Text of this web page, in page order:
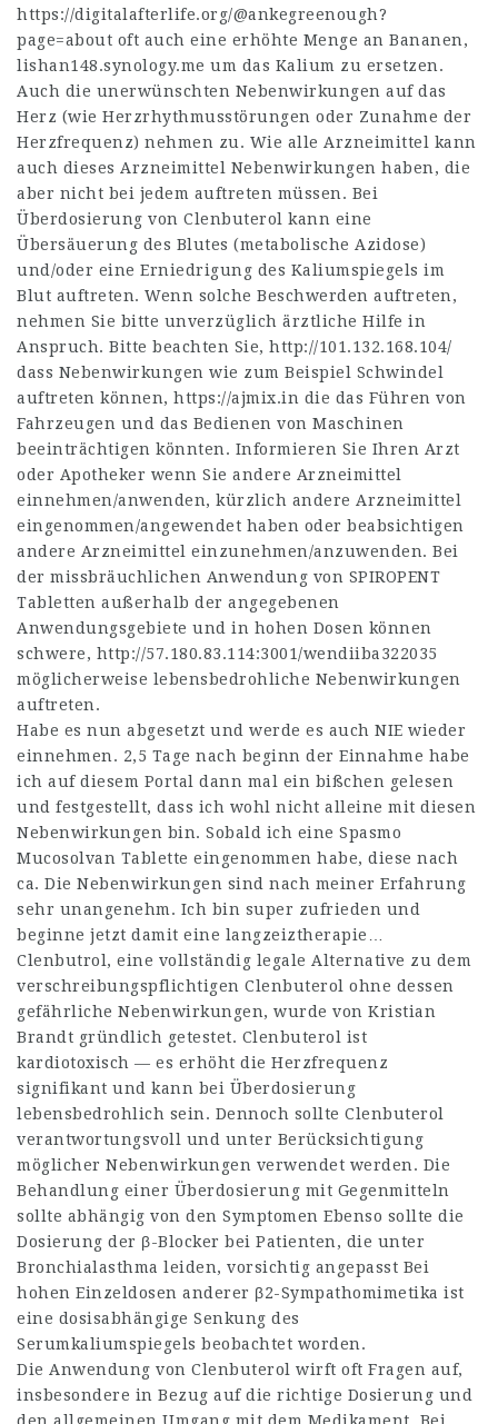
https://digitalafterlife.org/@ankegreenough?
page=about oft auch eine erhöhte Menge an Bananen,
lishan148.synology.me um das Kalium zu ersetzen.
Auch die unerwünschten Nebenwirkungen auf das
Herz (wie Herzrhythmusstörungen oder Zunahme der
Herzfrequenz) nehmen zu. Wie alle Arzneimittel kann
auch dieses Arzneimittel Nebenwirkungen haben, die
aber nicht bei jedem auftreten müssen. Bei
Überdosierung von Clenbuterol kann eine
Übersäuerung des Blutes (metabolische Azidose)
und/oder eine Erniedrigung des Kaliumspiegels im
Blut auftreten. Wenn solche Beschwerden auftreten,
nehmen Sie bitte unverzüglich ärztliche Hilfe in
Anspruch. Bitte beachten Sie, http://101.132.168.104/
dass Nebenwirkungen wie zum Beispiel Schwindel
auftreten können, https://ajmix.in die das Führen von
Fahrzeugen und das Bedienen von Maschinen
beeinträchtigen könnten. Informieren Sie Ihren Arzt
oder Apotheker wenn Sie andere Arzneimittel
einnehmen/anwenden, kürzlich andere Arzneimittel
eingenommen/angewendet haben oder beabsichtigen
andere Arzneimittel einzunehmen/anzuwenden. Bei
der missbräuchlichen Anwendung von SPIROPENT
Tabletten außerhalb der angegebenen
Anwendungsgebiete und in hohen Dosen können
schwere, http://57.180.83.114:3001/wendiiba322035
möglicherweise lebensbedrohliche Nebenwirkungen
auftreten.
Habe es nun abgesetzt und werde es auch NIE wieder
einnehmen. 2,5 Tage nach beginn der Einnahme habe
ich auf diesem Portal dann mal ein bißchen gelesen
und festgestellt, dass ich wohl nicht alleine mit diesen
Nebenwirkungen bin. Sobald ich eine Spasmo
Mucosolvan Tablette eingenommen habe, diese nach
ca. Die Nebenwirkungen sind nach meiner Erfahrung
sehr unangenehm. Ich bin super zufrieden und
beginne jetzt damit eine langzeiztherapie…
Clenbutrol, eine vollständig legale Alternative zu dem
verschreibungspflichtigen Clenbuterol ohne dessen
gefährliche Nebenwirkungen, wurde von Kristian
Brandt gründlich getestet. Clenbuterol ist
kardiotoxisch — es erhöht die Herzfrequenz
signifikant und kann bei Überdosierung
lebensbedrohlich sein. Dennoch sollte Clenbuterol
verantwortungsvoll und unter Berücksichtigung
möglicher Nebenwirkungen verwendet werden. Die
Behandlung einer Überdosierung mit Gegenmitteln
sollte abhängig von den Symptomen Ebenso sollte die
Dosierung der β-Blocker bei Patienten, die unter
Bronchialasthma leiden, vorsichtig angepasst Bei
hohen Einzeldosen anderer β2-Sympathomimetika ist
eine dosisabhängige Senkung des
Serumkaliumspiegels beobachtet worden.
Die Anwendung von Clenbuterol wirft oft Fragen auf,
insbesondere in Bezug auf die richtige Dosierung und